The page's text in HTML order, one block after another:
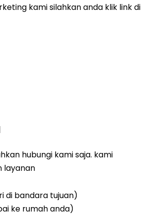
kami silahkan anda klik link di
hubungi kami saja. kami
layanan
di bandara tujuan)
ke rumah anda)